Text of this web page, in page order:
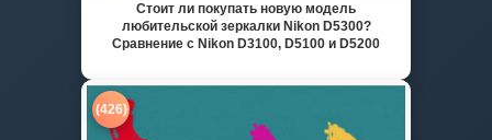
Стоит ли покупать новую модель
любительской зеркалки Nikon D5300?
Сравнение с Nikon D3100, D5100 и D5200
(426)